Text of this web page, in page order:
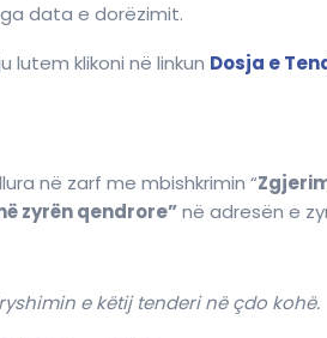
data e dorëzimit.
klikoni në linkun Dosja e
në zarf me mbishkrimin “
zyrën qendrore”në adresën e
e këtij tenderi në çdo kohë.